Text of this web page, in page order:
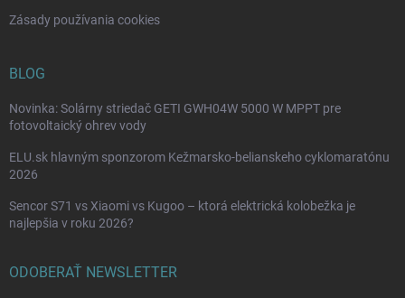
Zásady používania cookies
BLOG
Novinka: Solárny striedač GETI GWH04W 5000 W MPPT pre
fotovoltaický ohrev vody
ELU.sk hlavným sponzorom Kežmarsko-belianskeho cyklomaratónu
2026
Sencor S71 vs Xiaomi vs Kugoo – ktorá elektrická kolobežka je
najlepšia v roku 2026?
ODOBERAŤ NEWSLETTER